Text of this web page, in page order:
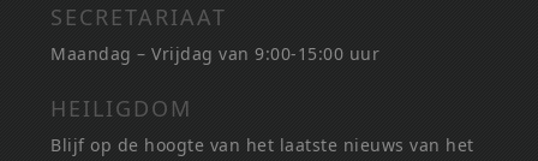
SECRETARIAAT
Maandag – Vrijdag van 9:00-15:00 uur
HEILIGDOM
Blijf op de hoogte van het laatste nieuws van het